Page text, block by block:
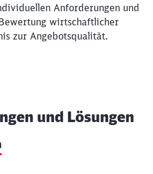
Anforderungen und
wirtschaftlicher
zur Angebotsqualität.
und Lösungen